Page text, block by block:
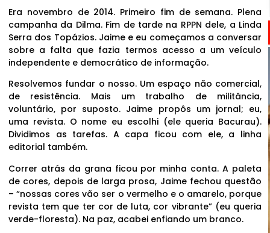
Era novembro de 2014. Primeiro fim de semana. Plena
campanha da Dilma. Fim de tarde na RPPN dele, a Linda
Serra dos Topázios. Jaime e eu começamos a conversar
sobre a falta que fazia termos acesso a um veículo
independente e democrático de informação.
Resolvemos fundar o nosso. Um espaço não comercial,
de resistência. Mais um trabalho de militância,
voluntário, por suposto. Jaime propôs um jornal; eu,
uma revista. O nome eu escolhi (ele queria Bacurau).
Dividimos as tarefas. A capa ficou com ele, a linha
editorial também.
Correr atrás da grana ficou por minha conta. A paleta
de cores, depois de larga prosa, Jaime fechou questão
– “nossas cores vão ser o vermelho e o amarelo, porque
revista tem que ter cor de luta, cor vibrante” (eu queria
verde-floresta). Na paz, acabei enfiando um branco.